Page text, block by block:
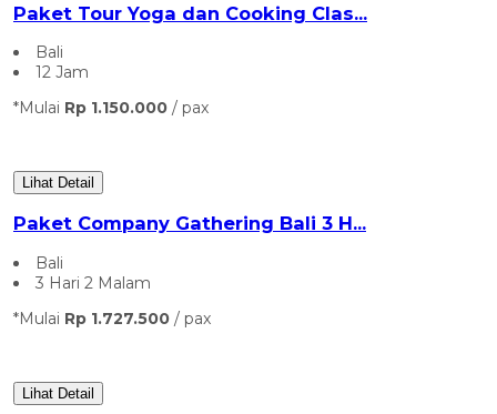
Paket Tour Yoga dan Cooking Clas...
Bali
12 Jam
*Mulai Rp 1.150.000 / pax
Lihat Detail
Paket Company Gathering Bali 3 H...
Bali
3 Hari 2 Malam
*Mulai Rp 1.727.500 / pax
Lihat Detail